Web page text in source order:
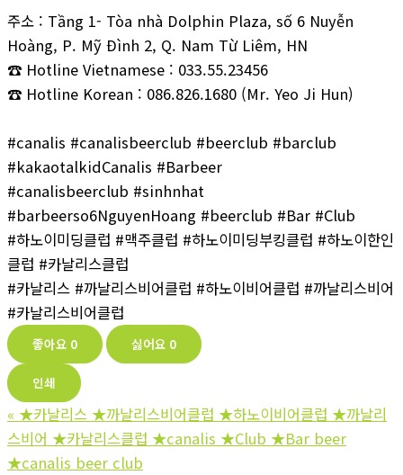
주소 : Tầng 1- Tòa nhà Dolphin Plaza, số 6 Nuyễn
Hoàng, P. Mỹ Đình 2, Q. Nam Từ Liêm, HN
☎ Hotline Vietnamese : 033.55.23456
☎ Hotline Korean : 086.826.1680 (Mr. Yeo Ji Hun)
#canalis #canalisbeerclub #beerclub #barclub
#kakaotalkidCanalis #Barbeer
#canalisbeerclub #sinhnhat
#barbeerso6NguyenHoang #beerclub #Bar #Club
#하노이미딩클럽 #맥주클럽 #하노이미딩부킹클럽 #하노이한인
클럽 #카날리스클럽
#카날리스 #까날리스비어클럽 #하노이비어클럽 #까날리스비어
#카날리스비어클럽
좋아요 0 싫어요 0
인쇄
« ★카날리스 ★까날리스비어클럽 ★하노이비어클럽 ★까날리
스비어 ★카날리스클럽 ★canalis ★Club ★Bar beer
★canalis beer club